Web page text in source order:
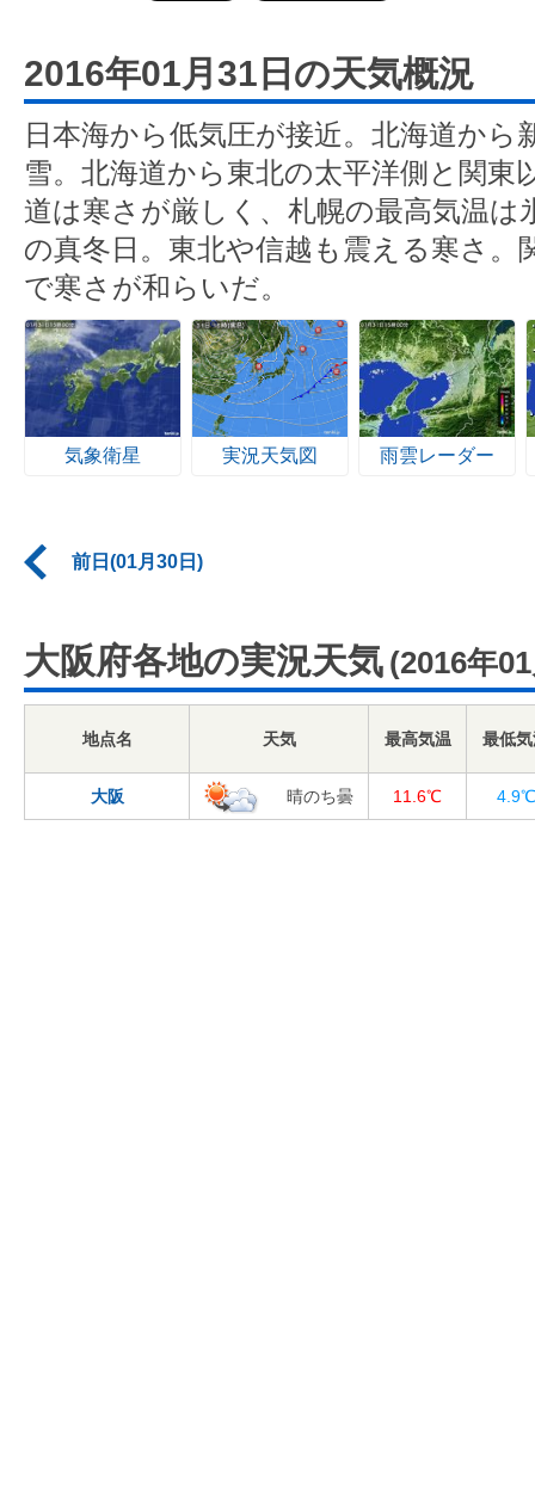
2016年01月31日の天気概況
日本海から低気圧が接近。北海道から
雪。北海道から東北の太平洋側と関東
道は寒さが厳しく、札幌の最高気温は
の真冬日。東北や信越も震える寒さ。
で寒さが和らいだ。
気象衛星 実況天気図 雨雲レーダー
前日(01月30日)
大阪府各地の実況天気 (2016年
地点名 天気 最高気温 最低
大阪 晴のち曇 11.6℃ 4.9℃